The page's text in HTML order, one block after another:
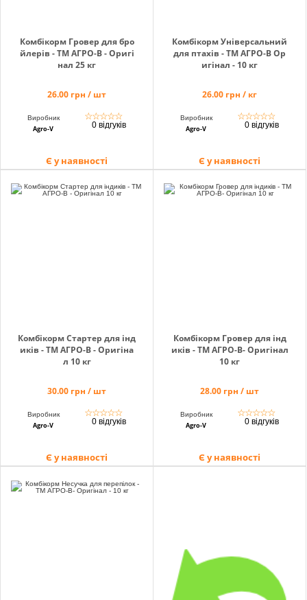
Комбікорм Гровер для бро
йлерів - ТМ АГРО-В - Оригі
нал 25 кг
26.00 грн / шт
Виробник
Agro-V
☆☆☆☆☆
0 відгуків
Є у наявності
Комбікорм Універсальний
для птахів - ТМ АГРО-В Ор
игінал - 10 кг
26.00 грн / кг
Виробник
Agro-V
☆☆☆☆☆
0 відгуків
Є у наявності
Комбікорм Стартер для інд
иків - ТМ АГРО-В - Оригіна
л 10 кг
30.00 грн / шт
Виробник
Agro-V
☆☆☆☆☆
0 відгуків
Є у наявності
Комбікорм Гровер для інд
иків - ТМ АГРО-В- Оригінал
10 кг
28.00 грн / шт
Виробник
Agro-V
☆☆☆☆☆
0 відгуків
Є у наявності